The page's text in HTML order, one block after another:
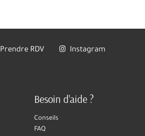
Prendre RDV Instagram
Besoin d'aide ?
Conseils
FAQ